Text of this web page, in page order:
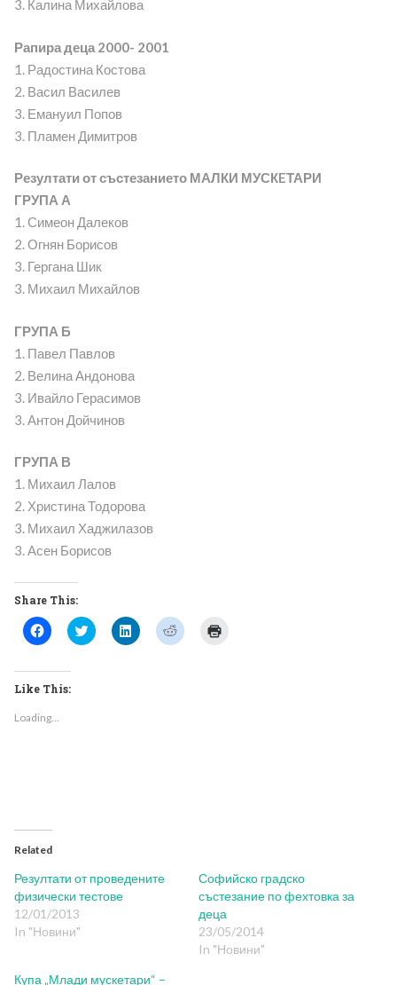
3. Калина Михайлова
Рапира деца 2000- 2001
1. Радостина Костова
2. Васил Василев
3. Емануил Попов
3. Пламен Димитров
Резултати от състезанието МАЛКИ МУСКEТАРИ
ГРУПА А
1. Симеон Далеков
2. Огнян Борисов
3. Гергана Шик
3. Михаил Михайлов
ГРУПА Б
1. Павел Павлов
2. Велина Андонова
3. Ивайло Герасимов
3. Антон Дойчинов
ГРУПА В
1. Михаил Лалов
2. Христина Тодорова
3. Михаил Хаджилазов
3. Асен Борисов
Share This:
Click
to
Facebook
(Opens
in
window)
Click
to
Click
to
Click
to
Like This:
Loading...
Related
Резултати от проведените
физически тестове
12/01/2013
In "Новини"
Софийско градско
състезание по фехтовка за
деца
23/05/2014
In "Новини"
Купа „Млади мускетари“ –